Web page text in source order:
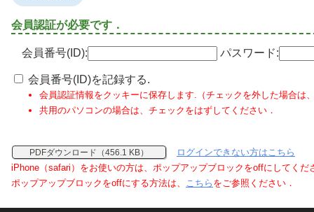
会員認証が必要です．
会員番号(ID): パスワード:
会員番号(ID)を記録する.
会員認証情報をクッキーに保存します.（チェックを外した場合は
共用のパソコンの場合は、チェックをはずしてください．
PDFダウンロード（456.1 KB）
ログインできない方はこちら
iPhone（safari）をお使いの方は、ポップアップブロックをoffにしてくだ
ポップアップブロックをoffにする方法は、 こちら をご参照ください．